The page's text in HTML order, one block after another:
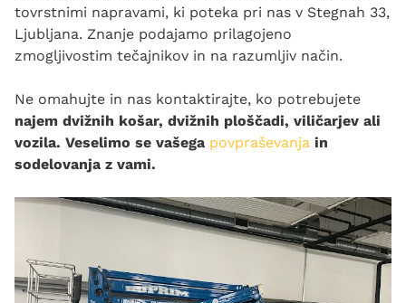
tovrstnimi napravami, ki poteka pri nas v Stegnah 33,
Ljubljana. Znanje podajamo prilagojeno
zmogljivostim tečajnikov in na razumljiv način.
Ne omahujte in nas kontaktirajte, ko potrebujete
najem dvižnih košar, dvižnih ploščadi, viličarjev ali
vozila. Veselimo se vašega povpraševanja in
sodelovanja z vami.